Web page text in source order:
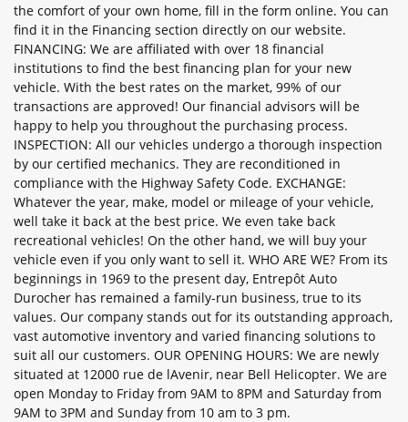
the comfort of your own home, fill in the form online. You can
find it in the Financing section directly on our website.
FINANCING: We are affiliated with over 18 financial
institutions to find the best financing plan for your new
vehicle. With the best rates on the market, 99% of our
transactions are approved! Our financial advisors will be
happy to help you throughout the purchasing process.
INSPECTION: All our vehicles undergo a thorough inspection
by our certified mechanics. They are reconditioned in
compliance with the Highway Safety Code. EXCHANGE:
Whatever the year, make, model or mileage of your vehicle,
well take it back at the best price. We even take back
recreational vehicles! On the other hand, we will buy your
vehicle even if you only want to sell it. WHO ARE WE? From its
beginnings in 1969 to the present day, Entrepôt Auto
Durocher has remained a family-run business, true to its
values. Our company stands out for its outstanding approach,
vast automotive inventory and varied financing solutions to
suit all our customers. OUR OPENING HOURS: We are newly
situated at 12000 rue de lAvenir, near Bell Helicopter. We are
open Monday to Friday from 9AM to 8PM and Saturday from
9AM to 3PM and Sunday from 10 am to 3 pm.